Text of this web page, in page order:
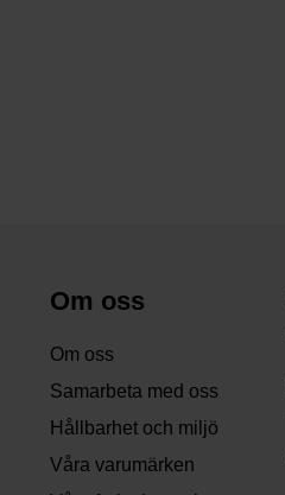
Om oss
Om oss
Samarbeta med oss
Hållbarhet och miljö
Våra varumärken